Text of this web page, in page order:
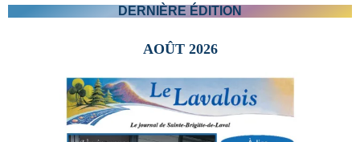
DERNIÈRE ÉDITION
AOÛT 2026